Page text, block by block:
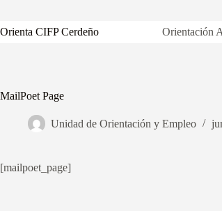
contenido
Orienta CIFP Cerdeño Orientación
MailPoet Page
Unidad de Orientación y Empleo
[mailpoet_page]